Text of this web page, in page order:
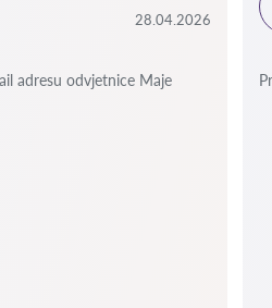
28.04.2026
adresu odvjetnice Maje